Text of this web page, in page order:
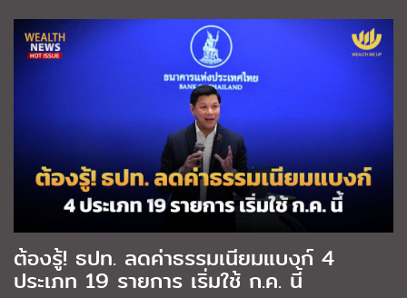
ต้องรู้! ธปท. ลดค่าธรรมเนียมแบงก์ 4
ประเภท 19 รายการ เริ่มใช้ ก.ค. นี้